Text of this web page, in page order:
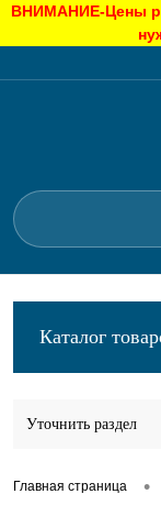
ВНИМАНИЕ-Цены
Каталог
Уточнить раздел
Главная страница •